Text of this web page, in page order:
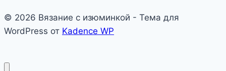
© 2026 Вязание с изюминкой - Тема для
WordPress от Kadence WP